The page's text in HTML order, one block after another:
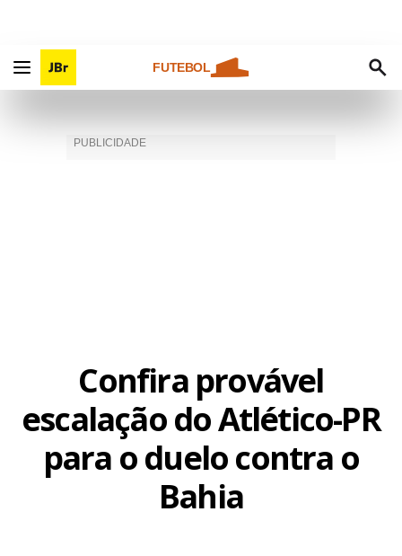
FUTEBOL
Confira provável
escalação do Atlético-PR
para o duelo contra o
Bahia